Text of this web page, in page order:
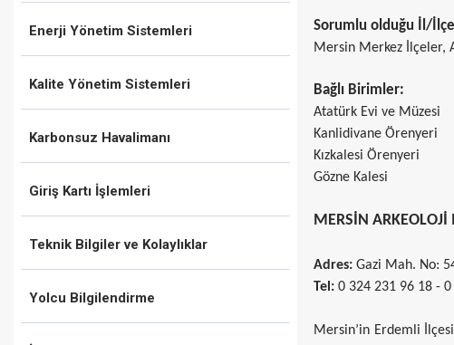
Enerji Yönetim Sistemleri
Kalite Yönetim Sistemleri
Karbonsuz Havalimanı
Giriş Kartı İşlemleri
Teknik Bilgiler ve Kolaylıklar
Yolcu Bilgilendirme
Sorumlu olduğu İl/
Mersin Merkez İlçeler,
Bağlı Birimler:
Atatürk Evi ve Müzesi
Kanlidivane Örenyeri
Kızkalesi Örenyeri
Gözne Kalesi
MERSİN ARKEOLOJİ
Adres: Gazi Mah. No:
Tel: 0 324 231 96 18 -
Mersin’in Erdemli